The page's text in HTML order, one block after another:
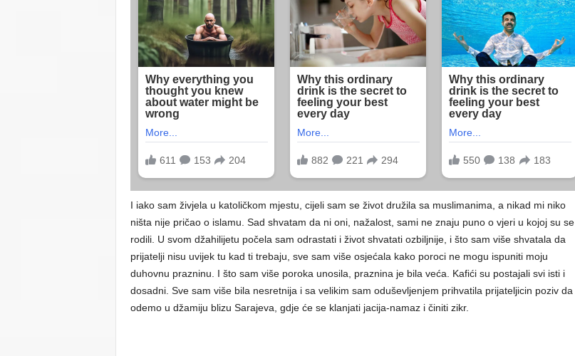
I iako sam živjela u katoličkom mjestu, cijeli sam se život družila sa muslimanima, a nikad mi niko
ništa nije pričao o islamu. Sad shvatam da ni oni, nažalost, sami ne znaju puno o vjeri u kojoj su se
rodili. U svom džahilijetu počela sam odrastati i život shvatati ozbiljnije, i što sam više shvatala da
prijatelji nisu uvijek tu kad ti trebaju, sve sam više osjećala kako poroci ne mogu ispuniti moju
duhovnu prazninu. I što sam više poroka unosila, praznina je bila veća. Kafići su postajali svi isti i
dosadni. Sve sam više bila nesretnija i sa velikim sam oduševljenjem prihvatila prijateljicin poziv da
odemo u džamiju blizu Sarajeva, gdje će se klanjati jacija-namaz i činiti zikr.